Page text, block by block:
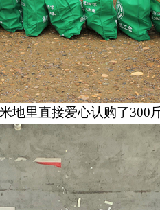
地里直接爱心认购了300